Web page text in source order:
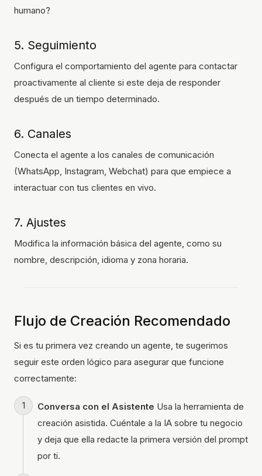
humano?
5. Seguimiento
Configura el comportamiento del agente para contactar
proactivamente al cliente si este deja de responder
después de un tiempo determinado.
6. Canales
Conecta el agente a los canales de comunicación
(WhatsApp, Instagram, Webchat) para que empiece a
interactuar con tus clientes en vivo.
7. Ajustes
Modifica la información básica del agente, como su
nombre, descripción, idioma y zona horaria.
Flujo de Creación Recomendado
Si es tu primera vez creando un agente, te sugerimos
seguir este orden lógico para asegurar que funcione
correctamente:
Conversa con el Asistente Usa la herramienta de
creación asistida. Cuéntale a la IA sobre tu negocio
y deja que ella redacte la primera versión del prompt
por ti.